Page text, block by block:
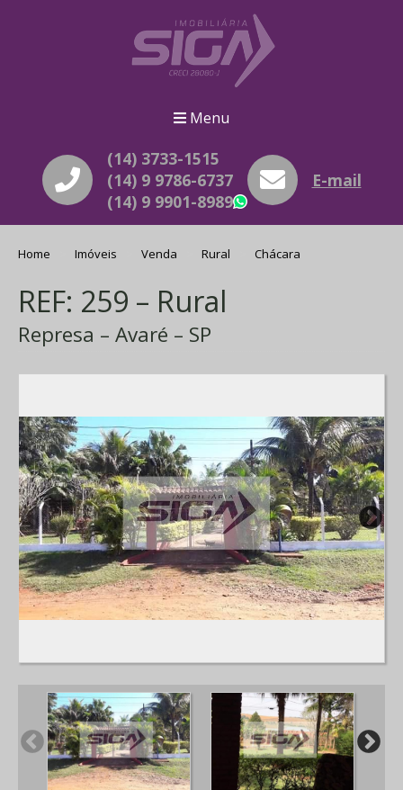
Menu
(14) 3733-1515
(14) 9 9786-6737
(14) 9 9901-8989
WhatsApp
E-mail
Home Imóveis Venda Rural Chácara
REF: 259 – Rural
Represa – Avaré – SP